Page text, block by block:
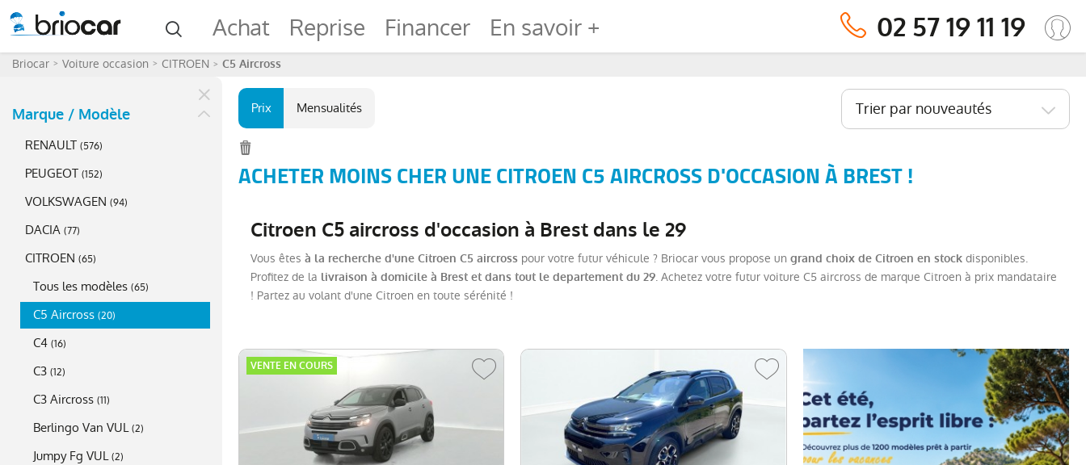
Achat Reprise Financer En savoir + 02 57 19 11 19
Briocar Voiture occasion CITROEN C5 Aircross
Marque / Modèle
RENAULT (576)
PEUGEOT (152)
VOLKSWAGEN (94)
DACIA (77)
CITROEN (65)
Tous les modèles (65)
C5 Aircross (20)
C4 (16)
C3 (12)
C3 Aircross (11)
Berlingo Van VUL (2)
Jumpy Fg VUL (2)
Prix Mensualités Trier par nouveautés
ACHETER MOINS CHER UNE CITROEN C5 AIRCROSS D'OCCASION À BREST !
Citroen C5 aircross d'occasion à Brest dans le 29
Vous êtes à la recherche d'une Citroen C5 aircross pour votre futur véhicule ? Briocar vous propose un grand choix de Citroen en stock disponibles.
Profitez de la livraison à domicile à Brest et dans tout le departement du 29. Achetez votre futur voiture C5 aircross de marque Citroen à prix mandataire
! Partez au volant d'une Citroen en toute sérénité !
VENTE EN COURS